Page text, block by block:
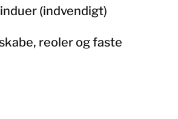
(indvendigt)
reoler og faste